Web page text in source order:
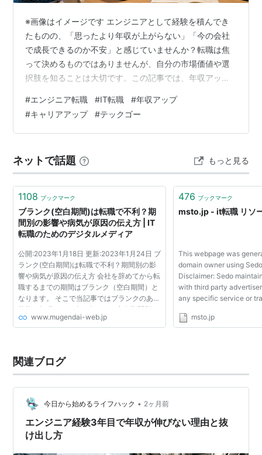
※画像はイメージです エンジニアとして経験を積んでき
たものの、「思ったより年収が上がらない」「今の会社
で成長できるのか不安」と感じていませんか？転職は焦
って決めるものではありませんが、自分の市場価値や選
択肢を知ることは大切です。この記事では、年収アップ
方法をわかりやすく紹介します。（※この記事には一部広
告と宣伝が含まれます。） 年収アップやキャリアの選択
肢を広げたい方は、まず詳細を見てみるのもおすすめで
とは？ITエンジニア専門の転職エージェント テックゴー
は、ITエンジニア専門の転職エ…
#エンジニア転職 #IT転職 #年収アップ
#キャリアアップ #テックゴー
ネットで話題 もっと見る
1108 ブックマーク
ブランク(空白期間)は転職で不利？期
間別の影響や病気が原因の伝え方 | IT
転職のためのデジタルメディア
公開:2023年1月18日 更新:2023年1月24日 ブ
ランク(空白期間)は転職で不利？期間別の影
響や病気が原因の伝え方 会社を辞めてから転
職するまでの期間はブランク（空白期間）と
なります。 そこで当記事ではブランクのある
状態で転職をする人に向けて、空白期間別の
影響や注意点、やむを得ない事情でブランク
www.mugendai-web.jp
476 ブックマーク
msto.jp - it転職 リソ
This webpage was
domain owner using
Disclaimer: Sedo
with third party
any specific service or
imply its association,
msto.jp
関連ブログ
今日から始めるライフハック • 2ヶ月前
エンジニア経験3年目で年収が伸びない理由と抜
け出し方